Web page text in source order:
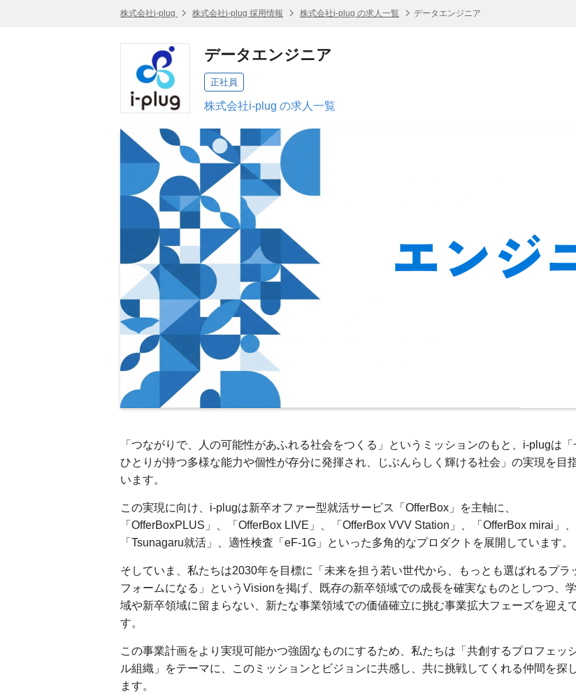
株式会社i-plug 株式会社i-plug 採用情報 株式会社i-plug の求人一覧 データエンジニア
データエンジニア
正社員
株式会社i-plug の求人一覧
「つながりで、人の可能性があふれる社会をつくる」というミッションのもと、i-plugは「
ひとりが持つ多様な能力や個性が存分に発揮され、じぶんらしく輝ける社会」の実現を目
います。
この実現に向け、i-plugは新卒オファー型就活サービス「OfferBox」を主軸に、
「OfferBoxPLUS」、「OfferBox LIVE」、「OfferBox VVV Station」、「OfferBox mirai」、
「Tsunagaru就活」、適性検査「eF-1G」といった多角的なプロダクトを展開しています。
そしていま、私たちは2030年を目標に「未来を担う若い世代から、もっとも選ばれるプラ
フォームになる」というVisionを掲げ、既存の新卒領域での成長を確実なものとしつつ、
域や新卒領域に留まらない、新たな事業領域での価値確立に挑む事業拡大フェーズを迎え
す。
この事業計画をより実現可能かつ強固なものにするため、私たちは「共創するプロフェッ
ル組織」をテーマに、このミッションとビジョンに共感し、共に挑戦してくれる仲間を探
ます。